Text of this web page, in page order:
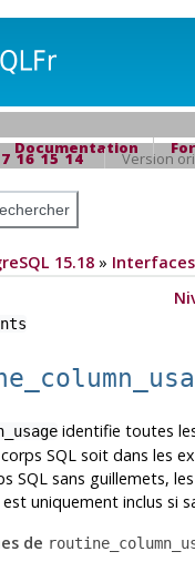
Documentation
16 15 14 Version
15.18»
identifie toutes
SQL soit dans les
SQL sans guillemets,
uniquement inclus si
de